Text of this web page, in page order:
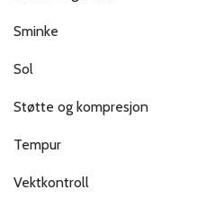
Sminke
Sol
Støtte og kompresjon
Tempur
Vektkontroll